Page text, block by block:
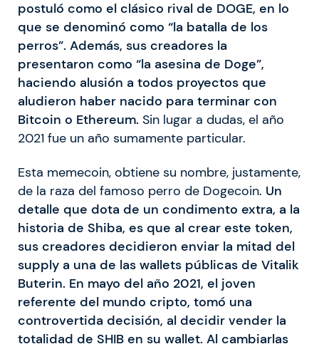
postuló como el clásico rival de DOGE, en lo
que se denominó como “la batalla de los
perros”. Además, sus creadores la
presentaron como “la asesina de Doge”,
haciendo alusión a todos proyectos que
aludieron haber nacido para terminar con
Bitcoin o Ethereum. Sin lugar a dudas, el año
2021 fue un año sumamente particular.
Esta memecoin, obtiene su nombre, justamente,
de la raza del famoso perro de Dogecoin. Un
detalle que dota de un condimento extra, a la
historia de Shiba, es que al crear este token,
sus creadores decidieron enviar la mitad del
supply a una de las wallets públicas de Vitalik
Buterin. En mayo del año 2021, el joven
referente del mundo cripto, tomó una
controvertida decisión, al decidir vender la
totalidad de SHIB en su wallet. Al cambiarlas